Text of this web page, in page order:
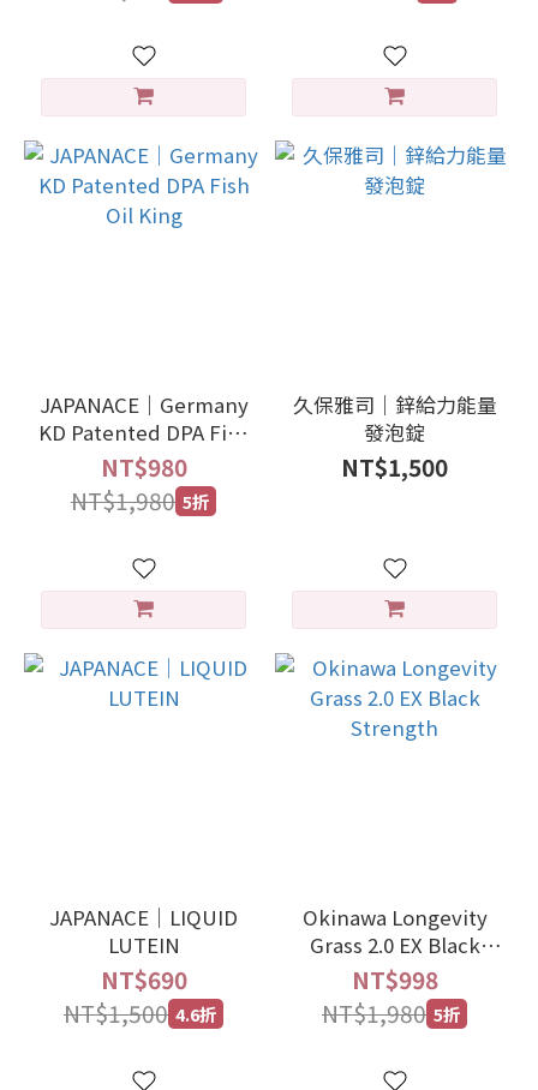
JAPANACE｜Germany
KD Patented DPA Fish
Oil King
NT$980
NT$1,980 5折
久保雅司｜鋅給力能量
發泡錠
NT$1,500
JAPANACE｜LIQUID
LUTEIN
NT$690
NT$1,500 4.6折
Okinawa Longevity
Grass 2.0 EX Black
Strength
NT$998
NT$1,980 5折